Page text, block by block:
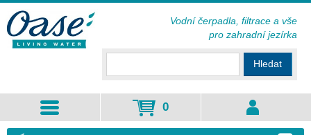
Hledat
0
Vodní čerpadla, filtrace a vše
pro zahradní jezírka